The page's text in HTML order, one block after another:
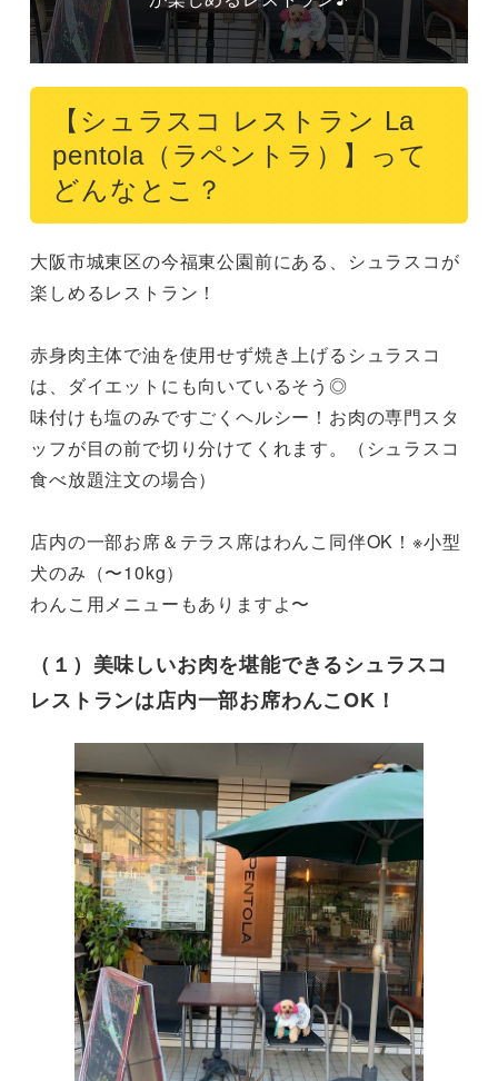
【シュラスコ レストラン La
pentola（ラペントラ）】って
どんなとこ？
大阪市城東区の今福東公園前にある、シュラスコが
楽しめるレストラン！
赤身肉主体で油を使用せず焼き上げるシュラスコ
は、ダイエットにも向いているそう◎
味付けも塩のみですごくヘルシー！お肉の専門スタ
ッフが目の前で切り分けてくれます。（シュラスコ
食べ放題注文の場合）
店内の一部お席＆テラス席はわんこ同伴OK！※小型
犬のみ（〜10kg）
わんこ用メニューもありますよ〜
（１）美味しいお肉を堪能できるシュラスコ
レストランは店内一部お席わんこOK！